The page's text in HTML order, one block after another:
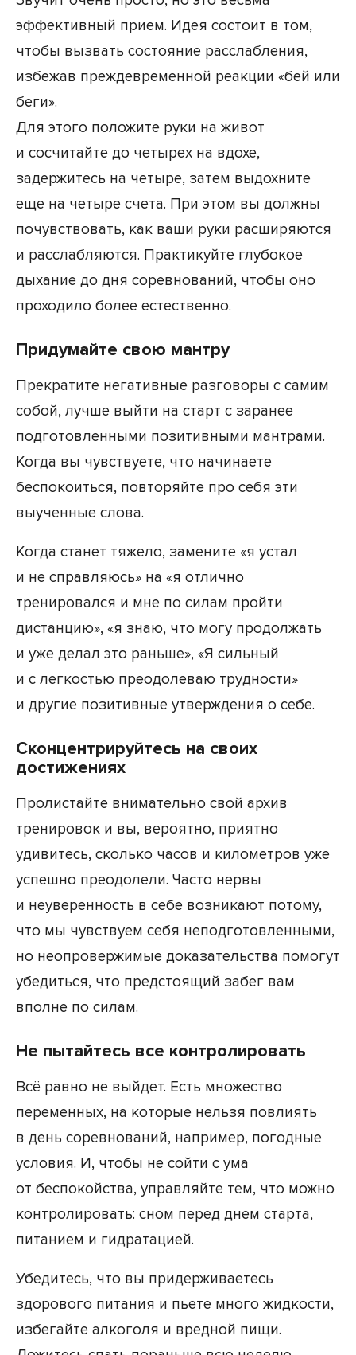
эффективный прием. Идея состоит в том,
чтобы вызвать состояние расслабления,
избежав преждевременной реакции «бей или
беги».
Для этого положите руки на живот
и сосчитайте до четырех на вдохе,
задержитесь на четыре, затем выдохните
еще на четыре счета. При этом вы должны
почувствовать, как ваши руки расширяются
и расслабляются. Практикуйте глубокое
дыхание до дня соревнований, чтобы оно
проходило более естественно.
Придумайте свою мантру
Прекратите негативные разговоры с самим
собой, лучше выйти на старт с заранее
подготовленными позитивными мантрами.
Когда вы чувствуете, что начинаете
беспокоиться, повторяйте про себя эти
выученные слова.
Когда станет тяжело, замените «я устал
и не справляюсь» на «я отлично
тренировался и мне по силам пройти
дистанцию», «я знаю, что могу продолжать
и уже делал это раньше», «Я сильный
и с легкостью преодолеваю трудности»
и другие позитивные утверждения о себе.
Сконцентрируйтесь на своих
достижениях
Пролистайте внимательно свой архив
тренировок и вы, вероятно, приятно
удивитесь, сколько часов и километров уже
успешно преодолели. Часто нервы
и неуверенность в себе возникают потому,
что мы чувствуем себя неподготовленными,
но неопровержимые доказательства помогут
убедиться, что предстоящий забег вам
вполне по силам.
Не пытайтесь все контролировать
Всё равно не выйдет. Есть множество
переменных, на которые нельзя повлиять
в день соревнований, например, погодные
условия. И, чтобы не сойти с ума
от беспокойства, управляйте тем, что можно
контролировать: сном перед днем старта,
питанием и гидратацией.
Убедитесь, что вы придерживаетесь
здорового питания и пьете много жидкости,
избегайте алкоголя и вредной пищи.